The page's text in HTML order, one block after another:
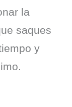
la
saques
y